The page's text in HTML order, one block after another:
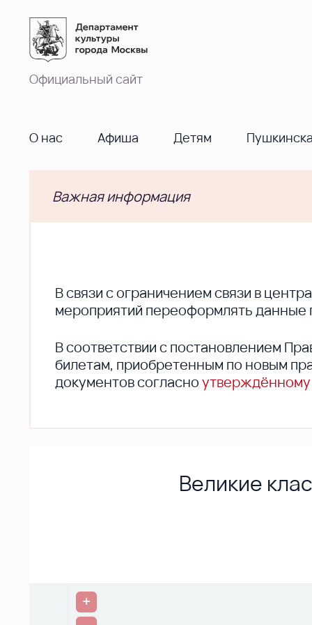
Официальный сайт
О нас Афиша Детям
Важная информация
В cвязи с ограничением связи в
мероприятий переоформлять данные
В соответствии с постановлением
билетам, приобретенным по новым
документов согласно
Великие
+